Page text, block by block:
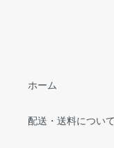
ホーム
配送・送料について